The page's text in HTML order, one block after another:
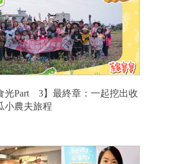
光Part 3】最終章：一起挖出收
小農夫旅程